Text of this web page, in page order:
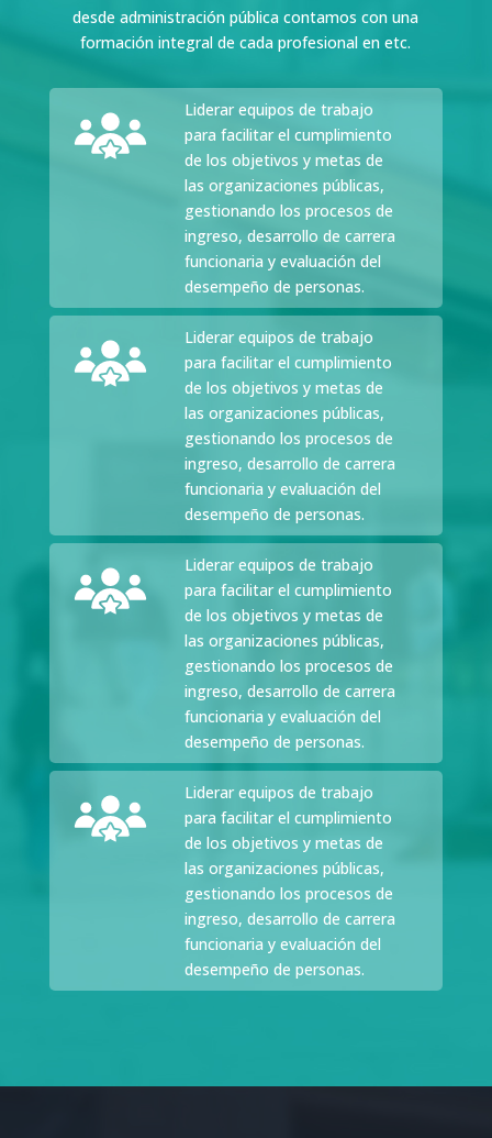
desde administración pública contamos con una
formación integral de cada profesional en etc.
Liderar equipos de trabajo
para facilitar el cumplimiento
de los objetivos y metas de
las organizaciones públicas,
gestionando los procesos de
ingreso, desarrollo de carrera
funcionaria y evaluación del
desempeño de personas.
Liderar equipos de trabajo
para facilitar el cumplimiento
de los objetivos y metas de
las organizaciones públicas,
gestionando los procesos de
ingreso, desarrollo de carrera
funcionaria y evaluación del
desempeño de personas.
Liderar equipos de trabajo
para facilitar el cumplimiento
de los objetivos y metas de
las organizaciones públicas,
gestionando los procesos de
ingreso, desarrollo de carrera
funcionaria y evaluación del
desempeño de personas.
Liderar equipos de trabajo
para facilitar el cumplimiento
de los objetivos y metas de
las organizaciones públicas,
gestionando los procesos de
ingreso, desarrollo de carrera
funcionaria y evaluación del
desempeño de personas.